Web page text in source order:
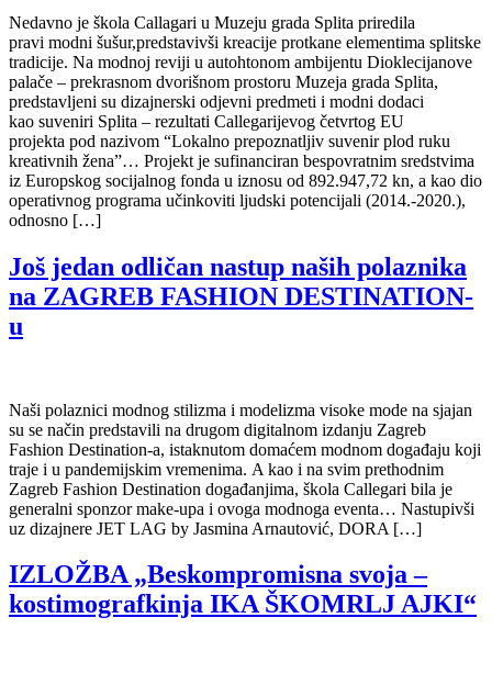
Nedavno je škola Callagari u Muzeju grada Splita priredila
pravi modni šušur,predstavivši kreacije protkane elementima splitske
tradicije. Na modnoj reviji u autohtonom ambijentu Dioklecijanove
palače – prekrasnom dvorišnom prostoru Muzeja grada Splita,
predstavljeni su dizajnerski odjevni predmeti i modni dodaci
kao suveniri Splita – rezultati Callegarijevog četvrtog EU
projekta pod nazivom “Lokalno prepoznatljiv suvenir plod ruku
kreativnih žena”… Projekt je sufinanciran bespovratnim sredstvima
iz Europskog socijalnog fonda u iznosu od 892.947,72 kn, a kao dio
operativnog programa učinkoviti ljudski potencijali (2014.-2020.),
odnosno […]
Još jedan odličan nastup naših polaznika
na ZAGREB FASHION DESTINATION-
u
Naši polaznici modnog stilizma i modelizma visoke mode na sjajan
su se način predstavili na drugom digitalnom izdanju Zagreb
Fashion Destination-a, istaknutom domaćem modnom događaju koji
traje i u pandemijskim vremenima. A kao i na svim prethodnim
Zagreb Fashion Destination događanjima, škola Callegari bila je
generalni sponzor make-upa i ovoga modnoga eventa… Nastupivši
uz dizajnere JET LAG by Jasmina Arnautović, DORA […]
IZLOŽBA „Beskompromisna svoja –
kostimografkinja IKA ŠKOMRLJ AJKI“